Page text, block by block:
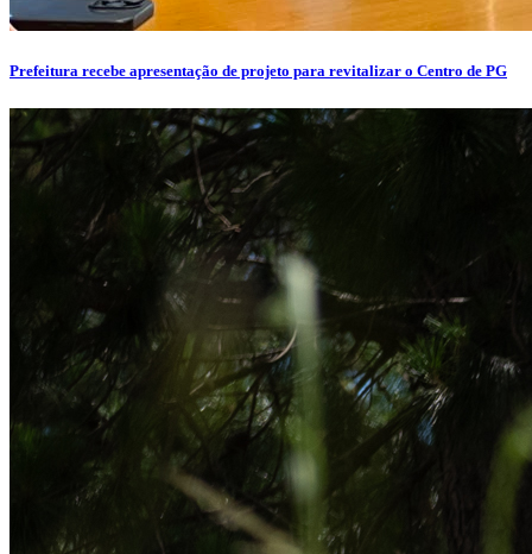
Prefeitura recebe apresentação de projeto para revitalizar o Centro de PG